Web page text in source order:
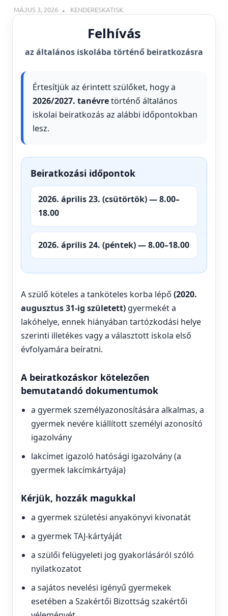
MÁJUS 3, 2026 KENDERESKATISKHÍREK
Felhívás
az általános iskolába történő beiratkozásra
Értesítjük az érintett szülőket, hogy a
2026/2027. tanévretörténő általános
iskolai beiratkozás az alábbi időpontokban
lesz.
Beiratkozási időpontok
2026. április 23. (csütörtök) — 8.00–
18.00
2026. április 24. (péntek) — 8.00–18.00
A szülő köteles a tanköteles korba lépő (2020.
augusztus 31-ig született) gyermekét a
lakóhelye, ennek hiányában tartózkodási helye
szerinti illetékes vagy a választott iskola első
évfolyamára beíratni.
A beiratkozáskor kötelezően
bemutatandó dokumentumok
a gyermek személyazonosítására alkalmas, a
gyermek nevére kiállított személyi azonosító
igazolvány
lakcímet igazoló hatósági igazolvány (a
gyermek lakcímkártyája)
Kérjük, hozzák magukkal
a gyermek születési anyakönyvi kivonatát
a gyermek TAJ-kártyáját
a szülői felügyeleti jog gyakorlásáról szóló
nyilatkozatot
a sajátos nevelési igényű gyermekek
esetében a Szakértői Bizottság szakértői